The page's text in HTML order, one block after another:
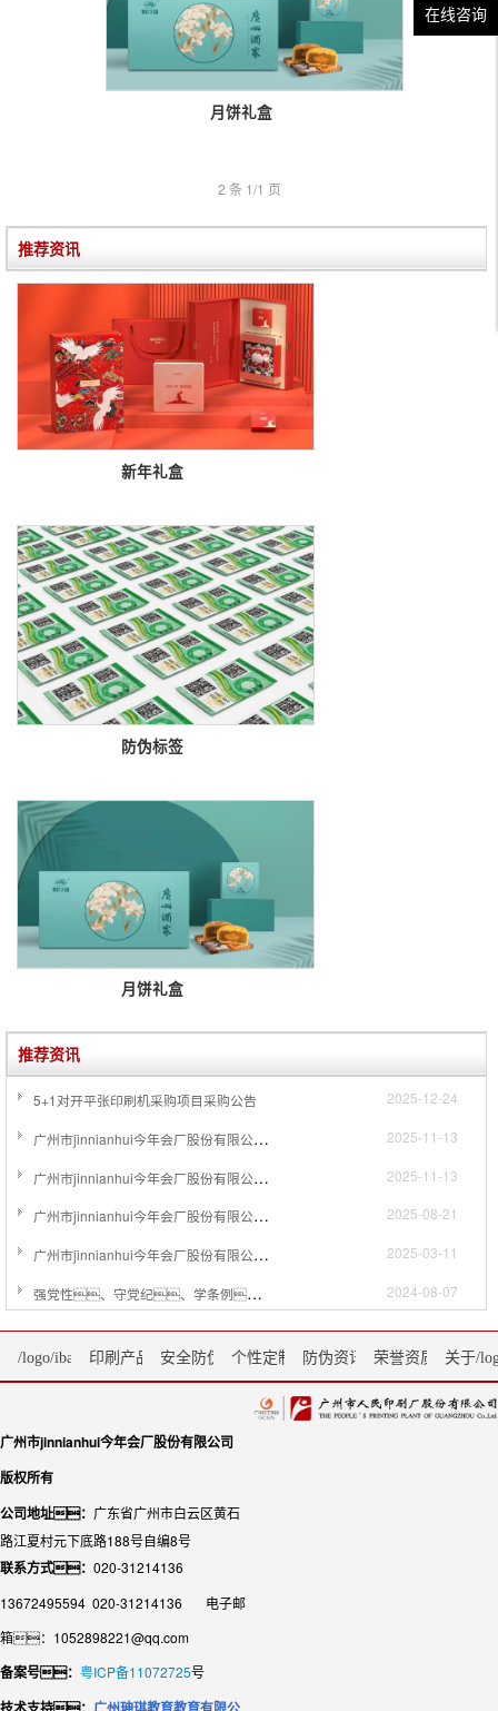
在线咨询
月饼礼盒
2 条 1/1 页
推荐资讯
新年礼盒
防伪标签
月饼礼盒
推荐资讯
5+1对开平张印刷机采购项目采购公告 2025-12-24
广州市jinnianhui今年会厂股份有限公司关于采购一台检糊一体机项目采购公告 2025-11-13
广州市jinnianhui今年会厂股份有限公司关于采购一台单张纸喷码检测设备项目采购公告 2025-11-13
广州市jinnianhui今年会厂股份有限公司关于采购一台自动烫金机设备采购公告 2025-08-21
广州市jinnianhui今年会厂股份有限公司关于出租粘盒后工序自动化（精品礼盒）生产线设备公告采购公告 2025-03-11
强党性、守党纪、学条例、税企共建绘新篇 --- 国家税务总局广州市海珠区税务局征收管理科党支部、 国家税务总局广州市海珠区税务局信息中心党支部、 广州市jinnianhui今年会厂股份有限公司包装印刷党支部“联学联建联创” 2024-08-07
/logo/ibanmencom.png首页
印刷产品 安全防伪服务个性定制 防伪资讯 荣誉资质 关于/
广州市jinnianhui今年会厂股份有限公司
版权所有
公司地址： 广东省广州市白云区黄石
路江夏村元下底路188号自编8号
联系方式： 020-31214136
13672495594 020-31214136 电子邮
箱：1052898221@qq.com
备案号： 粤ICP备11072725号